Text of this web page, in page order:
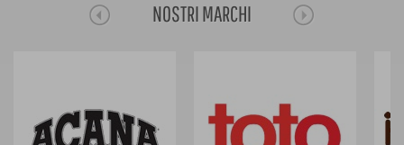
NOSTRI MARCHI